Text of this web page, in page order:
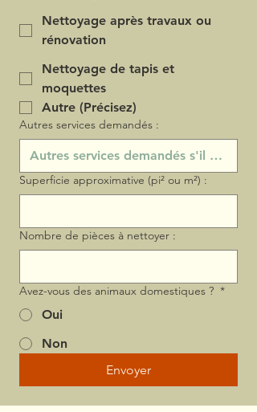
Nettoyage après travaux ou
rénovation
Nettoyage de tapis et
moquettes
Autre (Précisez)
Autres services demandés :
Superficie approximative (pi² ou m²) :
Nombre de pièces à nettoyer :
Avez-vous des animaux domestiques ? *
Oui
Non
Envoyer